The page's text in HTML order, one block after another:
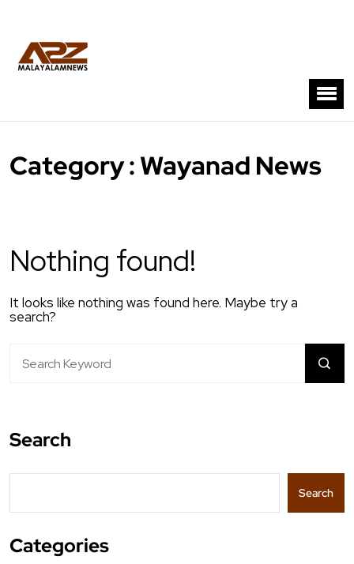
Category : Wayanad News
Nothing found!
It looks like nothing was found here. Maybe try a
search?
Search
Search
Categories